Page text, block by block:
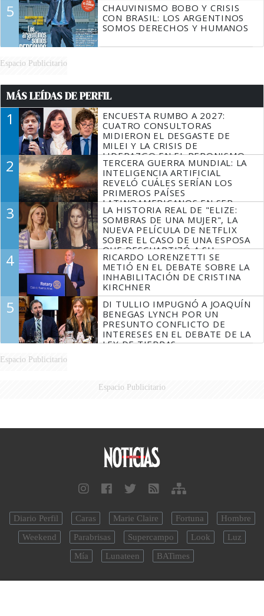
5
CHAUVINISMO BOBO Y CRISIS
CON BRASIL: LOS ARGENTINOS
SOMOS DERECHOS Y HUMANOS
Espacio Publicitario
MÁS LEÍDAS DE PERFIL
1
ENCUESTA RUMBO A 2027:
CUATRO CONSULTORAS
MIDIERON EL DESGASTE DE
MILEI Y LA CRISIS DE
LIDERAZGO EN EL PERONISMO
2
TERCERA GUERRA MUNDIAL: LA
INTELIGENCIA ARTIFICIAL
REVELÓ CUÁLES SERÍAN LOS
PRIMEROS PAÍSES
LATINOAMERICANOS EN SER
DERROTADOS
3
LA HISTORIA REAL DE "ELIZE:
SOMBRAS DE UNA MUJER", LA
NUEVA PELÍCULA DE NETFLIX
SOBRE EL CASO DE UNA ESPOSA
QUE DESCUARTIZÓ A SU
MARIDO
4
RICARDO LORENZETTI SE
METIÓ EN EL DEBATE SOBRE LA
INHABILITACIÓN DE CRISTINA
KIRCHNER
5
DI TULLIO IMPUGNÓ A JOAQUÍN
BENEGAS LYNCH POR UN
PRESUNTO CONFLICTO DE
INTERESES EN EL DEBATE DE LA
LEY DE TIERRAS
Espacio Publicitario
Espacio Publicitario
Diario Perfil Caras Marie Claire Fortuna
Hombre
Weekend
Parabrisas Supercampo Look
Luz
Mía
Lunateen BATimes